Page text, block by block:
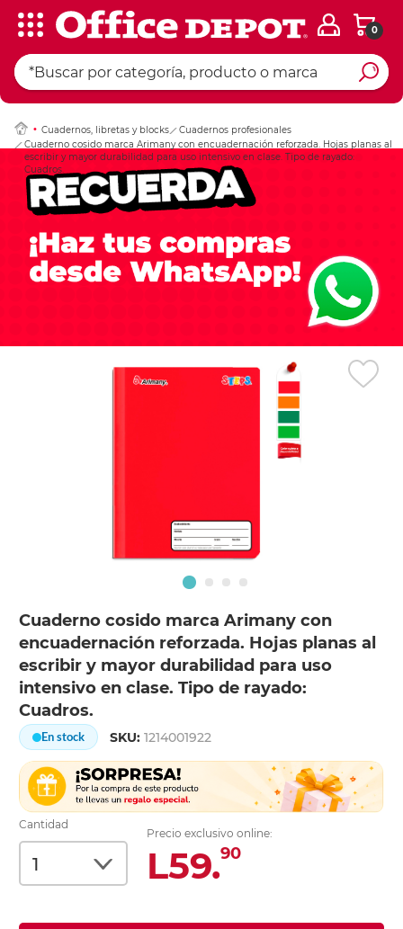
0
Cuadernos, libretas y blocks
Cuadernos profesionales
Cuaderno cosido marca Arimany con encuadernación reforzada. Hojas planas al
escribir y mayor durabilidad para uso intensivo en clase. Tipo de rayado:
Cuadros.
Cuaderno cosido marca Arimany con
encuadernación reforzada. Hojas planas al
escribir y mayor durabilidad para uso
intensivo en clase. Tipo de rayado:
Cuadros.
En stock SKU:1214001922
Cantidad
Precio exclusivo online:
L59.90
Ingresar Codigo